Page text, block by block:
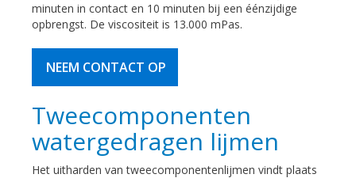
minuten in contact en 10 minuten bij een éénzijdige
opbrengst. De viscositeit is 13.000 mPas.
NEEM CONTACT OP
Tweecomponenten
watergedragen lijmen
Het uitharden van tweecomponentenlijmen vindt plaats